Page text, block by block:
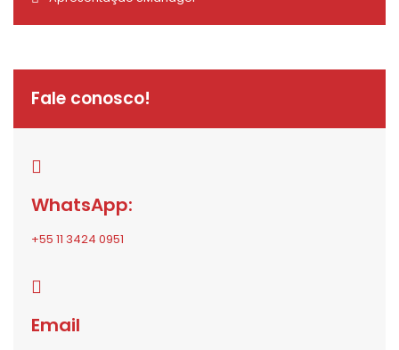
Fale conosco!
WhatsApp:
+55 11 3424 0951
Email